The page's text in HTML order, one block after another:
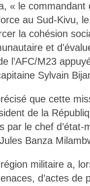
« le commandant
au Sud-Kivu,
la cohésion
et
l’AFC/M23
Sylvain
que cette
de la
par le chef d’état-
Banza
militaire a,
d’actes de